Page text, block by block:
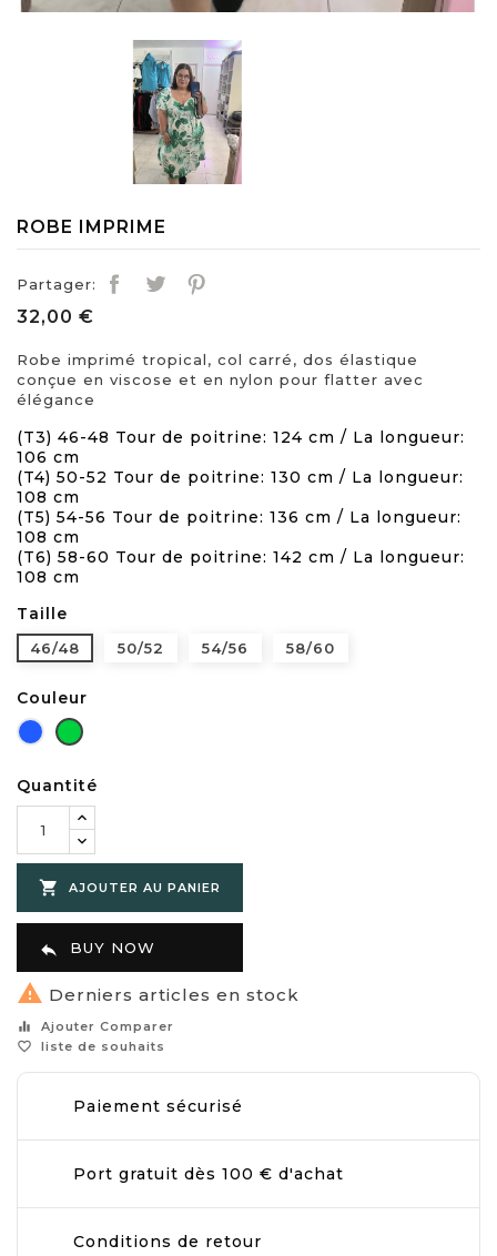
ROBE IMPRIME
Partager:
32,00 €
Robe imprimé tropical, col carré, dos élastique
conçue en viscose et en nylon pour flatter avec
élégance
(T3) 46-48 Tour de poitrine: 124 cm / La longueur:
106 cm
(T4) 50-52 Tour de poitrine: 130 cm / La longueur:
108 cm
(T5) 54-56 Tour de poitrine: 136 cm / La longueur:
108 cm
(T6) 58-60 Tour de poitrine: 142 cm / La longueur:
108 cm
Taille
46/48 50/52 54/56 58/60
Couleur
Bleu
royal
Vert
Quantité
 AJOUTER AU PANIER
 BUY NOW
 Derniers articles en stock
equalizer
Ajouter Comparer
favorite_border
liste de souhaits
Paiement sécurisé
Port gratuit dès 100 € d'achat
Conditions de retour